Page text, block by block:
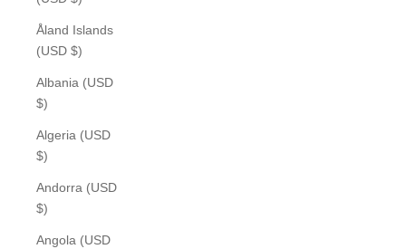
Åland Islands
(USD $)
Albania (USD
$)
Algeria (USD
$)
Andorra (USD
$)
Angola (USD